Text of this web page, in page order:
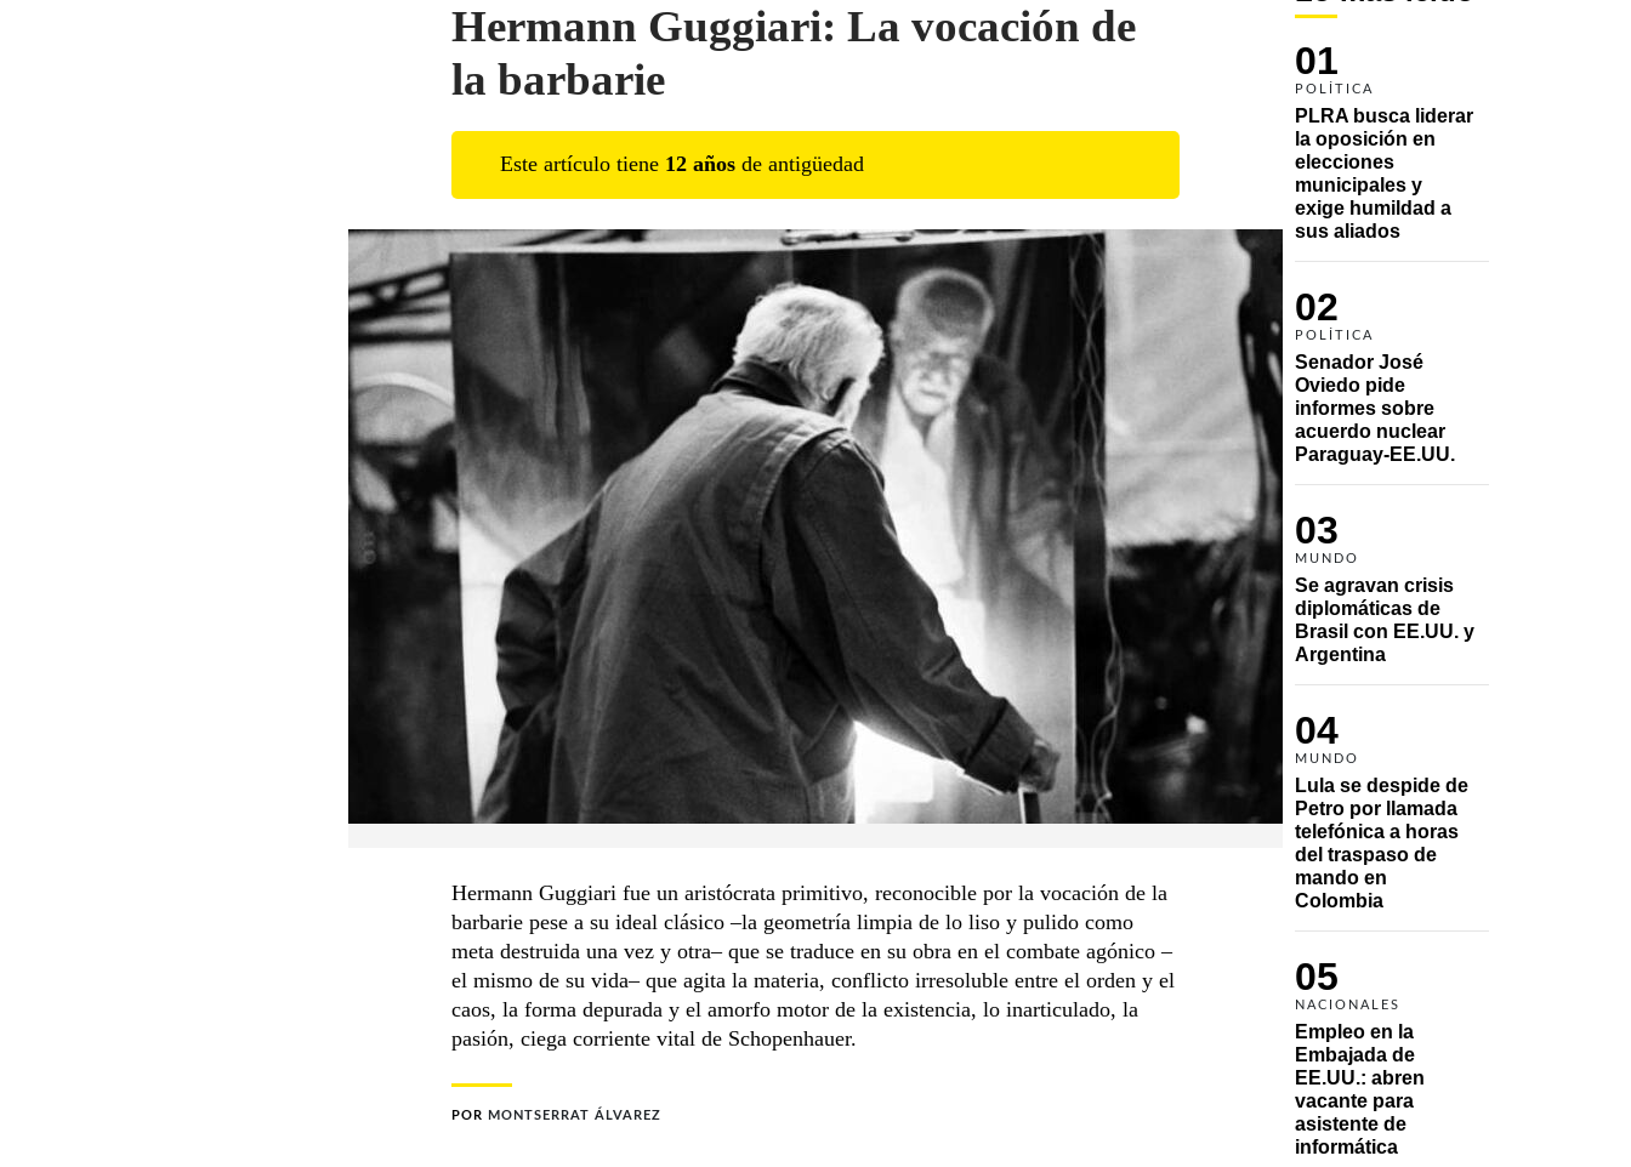
01
POLÍTICA
PLRA busca liderar
la oposición en
elecciones
municipales y
exige humildad a
sus aliados
02
POLÍTICA
Senador José
Oviedo pide
informes sobre
acuerdo nuclear
Paraguay-EE.UU.
03
MUNDO
Se agravan crisis
diplomáticas de
Brasil con EE.UU. y
Argentina
04
MUNDO
Lula se despide de
Petro por llamada
telefónica a horas
del traspaso de
mando en
Colombia
05
NACIONALES
Empleo en la
Embajada de
EE.UU.: abren
vacante para
asistente de
informática
Hermann Guggiari: La vocación de
la barbarie
Este artículo tiene 12 años de antigüedad
Hermann Guggiari fue un aristócrata primitivo, reconocible por la vocación de la
barbarie pese a su ideal clásico –la geometría limpia de lo liso y pulido como
meta destruida una vez y otra– que se traduce en su obra en el combate agónico –
el mismo de su vida– que agita la materia, conflicto irresoluble entre el orden y el
caos, la forma depurada y el amorfo motor de la existencia, lo inarticulado, la
pasión, ciega corriente vital de Schopenhauer.
POR MONTSERRAT ÁLVAREZ